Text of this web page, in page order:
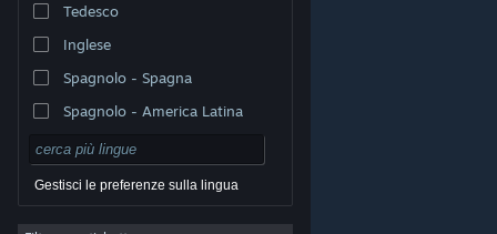
Tedesco
Inglese
Spagnolo - Spagna
Spagnolo - America Latina
Gestisci le preferenze sulla lingua